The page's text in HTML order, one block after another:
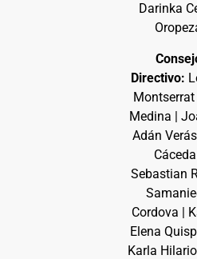
Darinka
Directivo:
Medina |
Adán
Sebastian
Cordova |
Elena
Karla